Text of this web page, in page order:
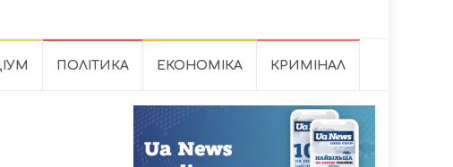
ПОЛІТИКА ЕКОНОМІКА КРИМІНАЛ